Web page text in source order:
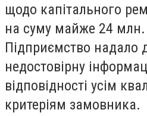
щодо капітального
на суму майже 24 млн.
Підприємство надало
недостовірну
відповідності усім
критеріям замовника.